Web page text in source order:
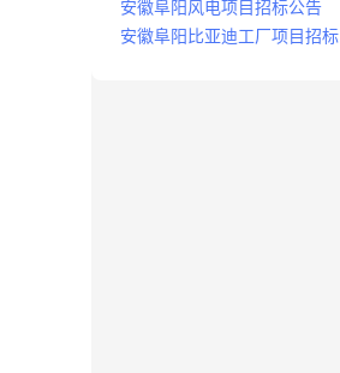
安徽阜阳风电项目招标公告
安徽阜阳比亚迪工厂项目招标